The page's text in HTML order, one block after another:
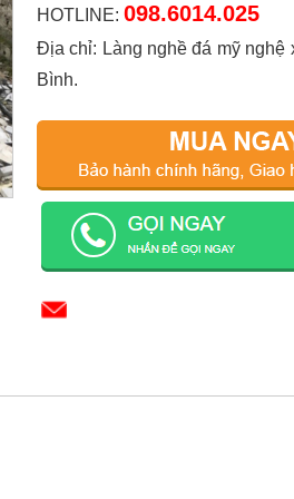
HOTLINE: 098.6014.025
Địa chỉ: Làng nghề đá mỹ nghệ
Bình.